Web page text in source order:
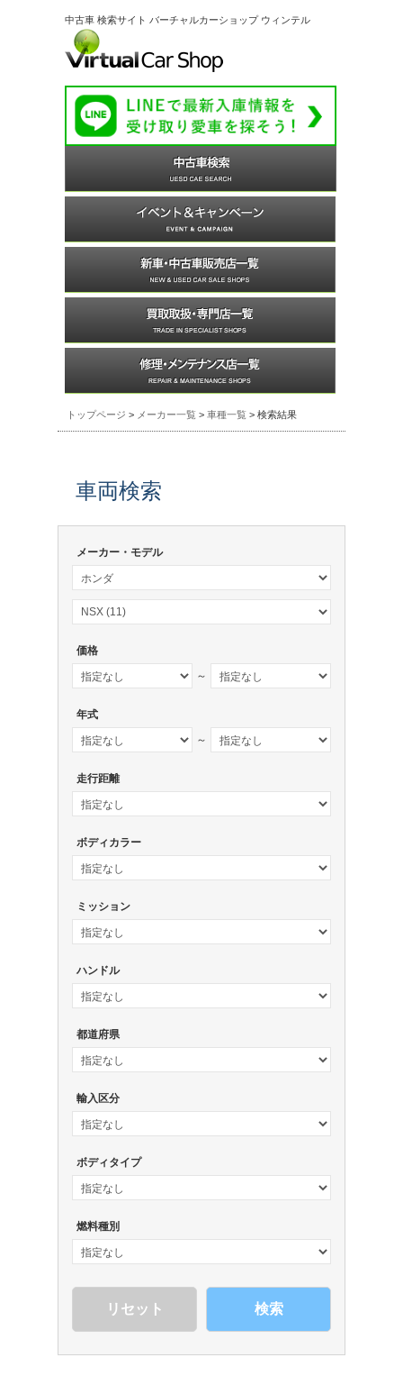
中古車 検索サイト バーチャルカーショップ ウィンテル
トップページ > メーカー一覧 > 車種一覧 > 検索結果
車両検索
メーカー・モデル
価格
～
年式
～
走行距離
ボディカラー
ミッション
ハンドル
都道府県
輸入区分
ボディタイプ
燃料種別
検索